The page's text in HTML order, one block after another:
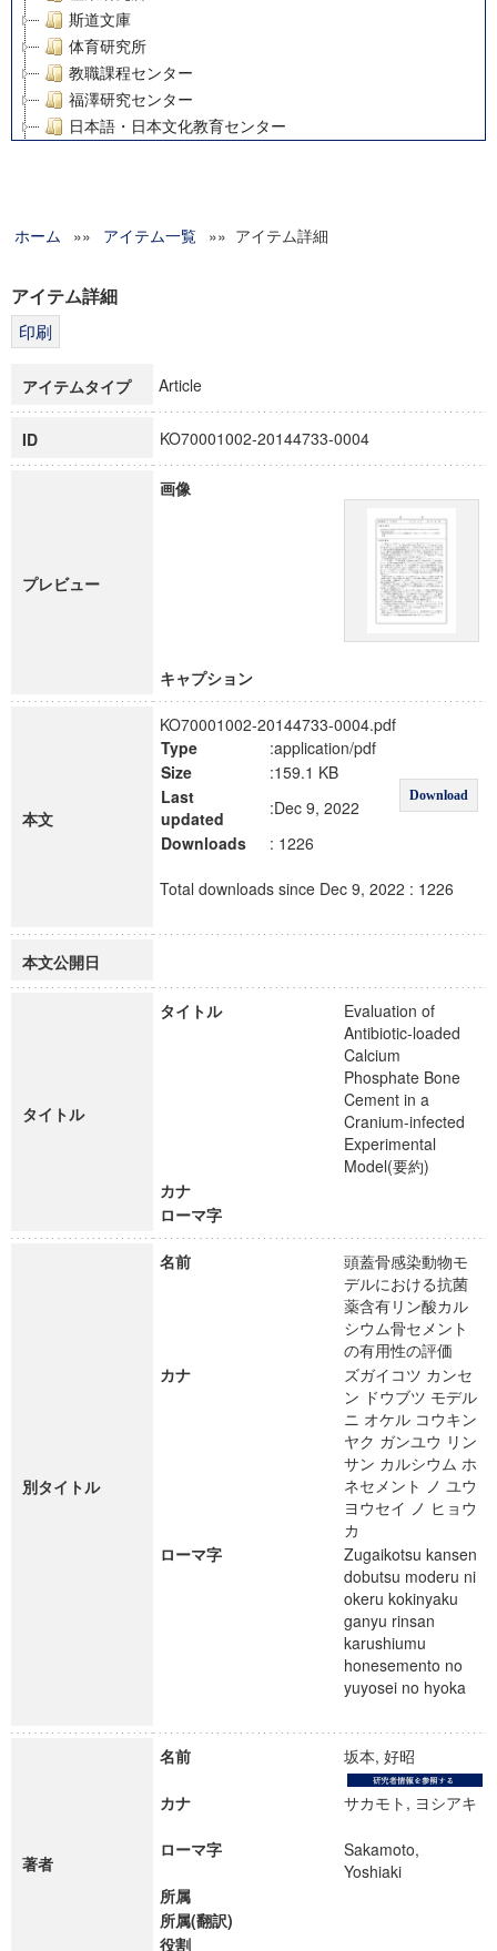
斯道文庫
体育研究所
教職課程センター
福澤研究センター
日本語・日本文化教育センター
グローバルリサーチインスティテュート
科学研究費補助金研究成果報告書
博士課程教育リーディングプログラム「超成熟社会発展のサ
ホーム »» アイテム一覧 »» アイテム詳細
アイテム詳細
アイテムタイプ Article
ID KO70001002-20144733-0004
プレビュー
画像
キャプション
本文
KO70001002-20144733-0004.pdf
Type
:application/pdf
Download
Size
:159.1 KB
Last
updated
:Dec 9, 2022
Downloads
: 1226
Total downloads since Dec 9, 2022 : 1226
本文公開日
タイトル
タイトル
Evaluation of
Antibiotic-loaded
Calcium
Phosphate Bone
Cement in a
Cranium-infected
Experimental
Model(要約)
カナ
ローマ字
別タイトル
名前
頭蓋骨感染動物モ
デルにおける抗菌
薬含有リン酸カル
シウム骨セメント
の有用性の評価
カナ
ズガイコツ カンセ
ン ドウブツ モデル
ニ オケル コウキン
ヤク ガンユウ リン
サン カルシウム ホ
ネセメント ノ ユウ
ヨウセイ ノ ヒョウ
カ
ローマ字
Zugaikotsu kansen
dobutsu moderu ni
okeru kokinyaku
ganyu rinsan
karushiumu
honesemento no
yuyosei no hyoka
著者
名前 坂本, 好昭
カナ サカモト, ヨシアキ
ローマ字
Sakamoto,
Yoshiaki
所属
所属(翻訳)
役割